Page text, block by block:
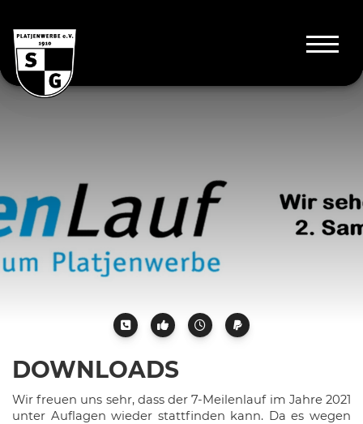
DOWNLOADS
Wir freuen uns sehr, dass der 7-Meilenlauf im Jahre 2021
unter Auflagen wieder stattfinden kann. Da es wegen